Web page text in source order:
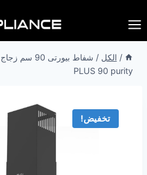
إلى
المحتوى
/ الكل /
PLUS 90 purity
تخفيض!